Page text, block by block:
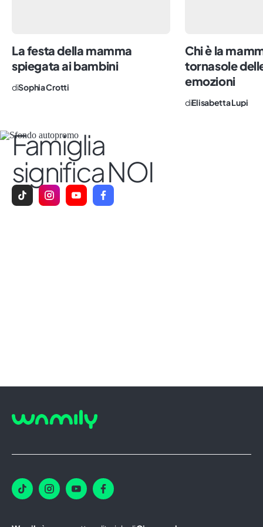
sdoganare i tabù e rendere comodo quel
che è ancora scomodo. Impazzisco per il
sushi, il numero sette e le persone vere.
La festa della mamma
spiegata ai bambini
diSophia Crotti
Chi è la
tornasole
emozioni
diElisabetta Lupi
Famiglia
significa NOI